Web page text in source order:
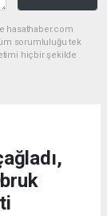
hasathaber.com
sorumluluğu tek
hiçbir şekilde